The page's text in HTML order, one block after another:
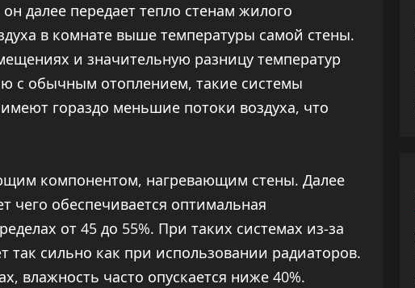
далее передает тепло стенам жилого
в комнате выше температуры самой стены.
и значительную разницу температур
с обычным отоплением, такие системы
гораздо меньшие потоки воздуха, что
компонентом, нагревающим стены. Далее
чего обеспечивается оптимальная
от 45 до 55%. При таких системах из-за
так сильно как при использовании радиаторов.
влажность часто опускается ниже 40%.